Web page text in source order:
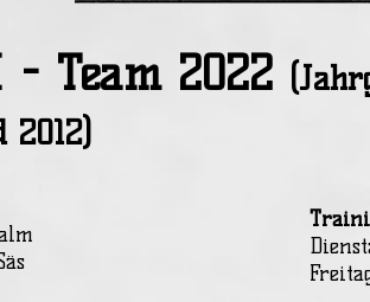
- Team 2022
2012)